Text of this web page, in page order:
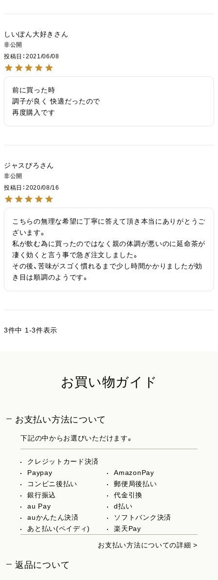
しいぽん大好き
非公開
投稿日
2021/06/08
前に買った時
調子が良く 快適だったので
再度購入です
ジャスぴろ
非公開
投稿日
2020/08/16
こちらの無理な希望に丁寧に答えて頂き本当にありがとうご
ざいます。
私が飲む為に買ったのではなく親の体調が悪いのに延命茶が
凄く効くと言う事で急ぎ注文しました。
その後、苦味がスゴく慣れるまで少し時間かかりましたが効
き目は順調のようです。
3件中 1-3件表示
お買い物ガイド
お支払い方法について
下記の中からお選びいただけます。
クレジットカード決済
Paypay
AmazonPay
コンビニ後払い
郵便局後払い
銀行振込
代金引換
au Pay
d払い
auかんたん決済
ソフトバンク決済
あと払い(ペイディ)
楽天Pay
お支払い方法についての詳細 >
返品について